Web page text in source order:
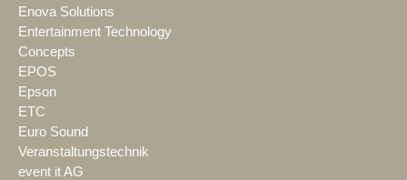
Enova Solutions
Entertainment Technology
Concepts
EPOS
Epson
ETC
Euro Sound
Veranstaltungstechnik
event it AG